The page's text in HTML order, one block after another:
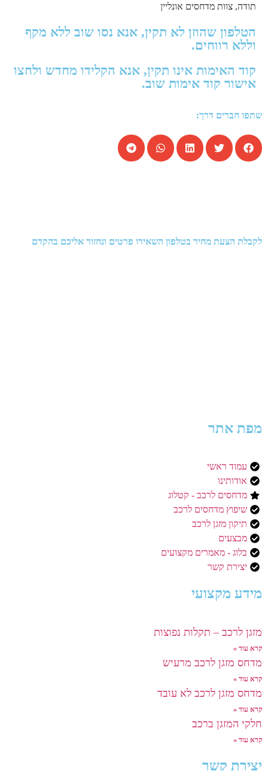
תודה, צוות מדחסים אונליין
הטלפון שהוזן לא תקין, אנא נסו שוב ללא מקף
וללא רווחים.
קוד האימות אינו תקין, אנא הקלידו מחדש ולחצו
אישור קוד אימות שוב.
שתפו חברים דרך:
לקבלת הצעת מחיר בטלפון השאירו פרטים ונחזור אליכם בהקדם
מפת אתר
עמוד ראשי
אודותינו
מדחסים לרכב - קטלוג
שיפוץ מדחסים לרכב
תיקון מזגן לרכב
מבצעים
בלוג - מאמרים מקצועים
יצירת קשר
מידע מקצועי
מזגן לרכב – תקלות נפוצות
קרא עוד »
מדחס מזגן לרכב מרעיש
קרא עוד »
מדחס מזגן לרכב לא עובד
קרא עוד »
חלקי המזגן ברכב
קרא עוד »
יצירת קשר